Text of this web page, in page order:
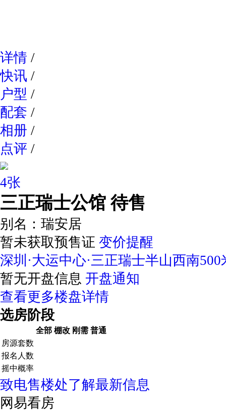
详情 /
快讯 /
户型 /
配套 /
相册 /
点评 /
4张
三正瑞士公馆待售
别名： 瑞安居
暂未获取预售证 变价提醒
深圳·大运中心·三正瑞士半山西南500
暂无开盘信息 开盘通知
查看更多楼盘详情
选房阶段
全部 棚改 刚需 普通
房源套数
报名人数
摇中概率
致电售楼处了解最新信息
网易看房